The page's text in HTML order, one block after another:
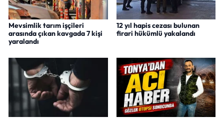
Mevsimlik tarım işçileri
arasında çıkan kavgada 7 kişi
yaralandı
12 yıl hapis cezası bulunan
firari hükümlü yakalandı